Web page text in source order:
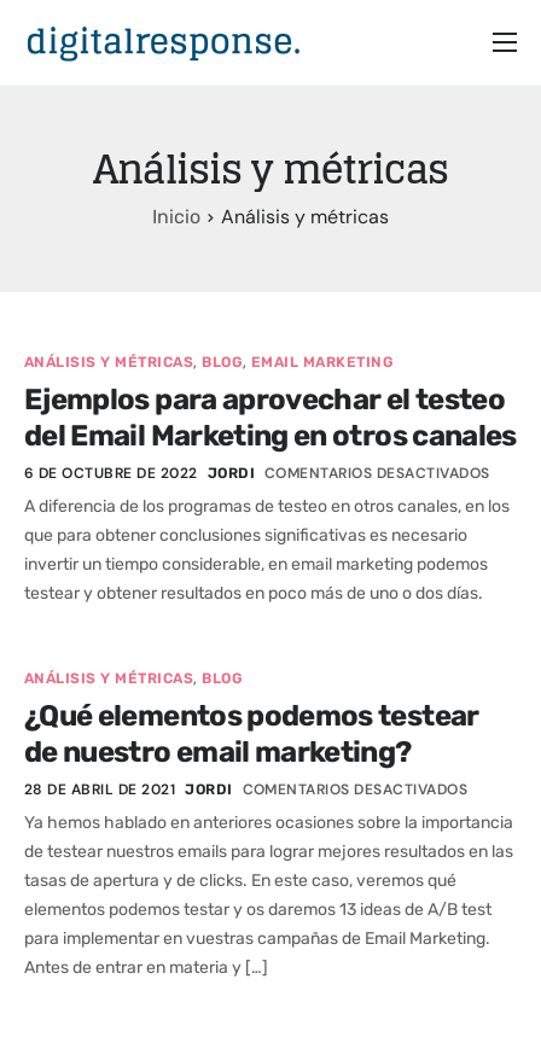
PartnersAnálisis y métricas
Inicio Análisis y métricas
ANÁLISIS Y MÉTRICAS, BLOG, EMAIL MARKETING
Ejemplos para aprovechar el testeo
del Email Marketing en otros canales
6 DE OCTUBRE DE 2022 JORDI COMENTARIOS DESACTIVADOS
A diferencia de los programas de testeo en otros canales, en los
que para obtener conclusiones significativas es necesario
invertir un tiempo considerable, en email marketing podemos
testear y obtener resultados en poco más de uno o dos días.
ANÁLISIS Y MÉTRICAS, BLOG
¿Qué elementos podemos testear
de nuestro email marketing?
28 DE ABRIL DE 2021 JORDI COMENTARIOS DESACTIVADOS
Ya hemos hablado en anteriores ocasiones sobre la importancia
de testear nuestros emails para lograr mejores resultados en las
tasas de apertura y de clicks. En este caso, veremos qué
elementos podemos testar y os daremos 13 ideas de A/B test
para implementar en vuestras campañas de Email Marketing.
Antes de entrar en materia y […]